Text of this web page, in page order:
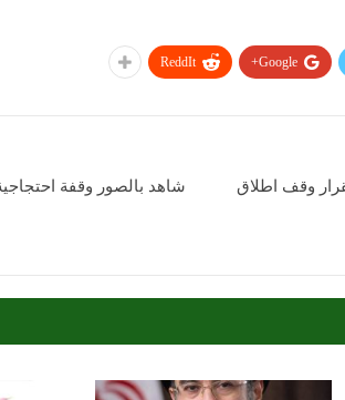
Google+
ReddIt
وقف اطلاق
شاهد بالصور وقفة احتجاجية